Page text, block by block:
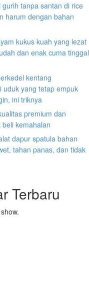
tanpa santan di rice
harum dengan bahan
kukus kuah yang lezat
dan enak cuma tinggal
kentang
uduk yang tetap empuk
ini triknya
premium dan
kemahalan
dapur spatula bahan
tahan panas, dan tidak
Terbaru